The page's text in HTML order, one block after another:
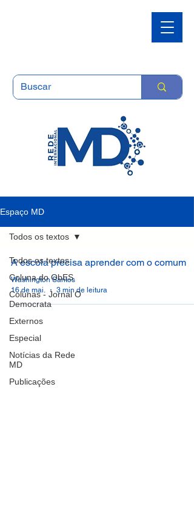
Espaço MD
Todos os textos
Coluna do ObES
Colunas - Jornal O
Democrata
Externos
Especial
Notícias da Rede
MD
Publicações
Todos os textos
A escola precisa aprender com o comum
Washington Santos
16 de mai.
3 min de leitura